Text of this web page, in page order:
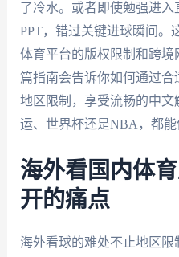
了冷水。或者即使勉强进
PPT，错过关键进球瞬间
体育平台的版权限制和跨
篇指南会告诉你如何通过
地区限制，享受流畅的中
运、世界杯还是NBA，都能
海外看国内体
开的痛点
海外看球的难处不止地区限